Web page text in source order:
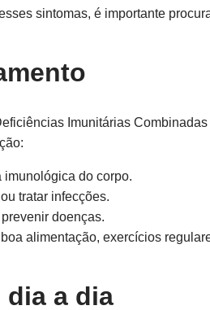
sintomas, é importante
Imunitárias
imunológica do corpo.
tratar infecções.
doenças.
alimentação, exercícios
a dia